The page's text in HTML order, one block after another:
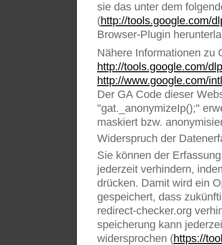
sie das unter dem
(http://tools.google.com/
Browser-Plugin
Nähere Informationen zu
http://tools.google.com/
http://www.google.com/
Der GA Code dieser
"gat._anonymizeIp();"
maskiert bzw.
Widerspruch der
Sie können der
jederzeit verhindern,
drücken. Damit wird ein
gespeichert, dass
redirect-checker.org
speicherung kann
widersprochen (https://